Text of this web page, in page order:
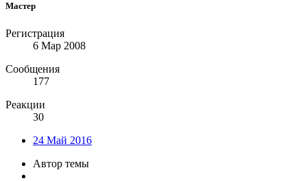
Мастер
Регистрация
6 Мар 2008
Сообщения
177
Реакции
30
24 Май 2016
Автор темы